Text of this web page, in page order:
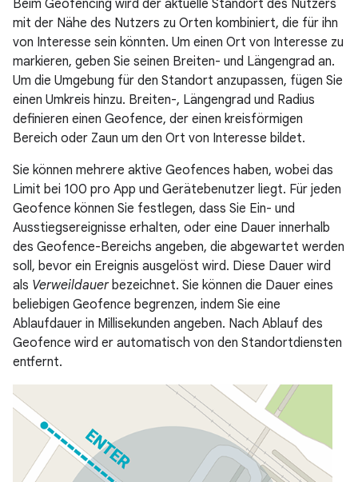
Beim Geofencing wird der aktuelle Standort des Nutzers
mit der Nähe des Nutzers zu Orten kombiniert, die für ihn
von Interesse sein könnten. Um einen Ort von Interesse zu
markieren, geben Sie seinen Breiten- und Längengrad an.
Um die Umgebung für den Standort anzupassen, fügen Sie
einen Umkreis hinzu. Breiten-, Längengrad und Radius
definieren einen Geofence, der einen kreisförmigen
Bereich oder Zaun um den Ort von Interesse bildet.
Sie können mehrere aktive Geofences haben, wobei das
Limit bei 100 pro App und Gerätebenutzer liegt. Für jeden
Geofence können Sie festlegen, dass Sie Ein- und
Ausstiegsereignisse erhalten, oder eine Dauer innerhalb
des Geofence-Bereichs angeben, die abgewartet werden
soll, bevor ein Ereignis ausgelöst wird. Diese Dauer wird
als Verweildauerbezeichnet. Sie können die Dauer eines
beliebigen Geofence begrenzen, indem Sie eine
Ablaufdauer in Millisekunden angeben. Nach Ablauf des
Geofence wird er automatisch von den Standortdiensten
entfernt.